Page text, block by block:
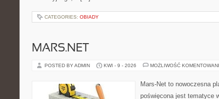
CATEGORIES: OBIADY
MARS.NET
POSTED BY ADMIN KWI - 9 - 2026 MOŻLIWOŚĆ
Mars-Net to nowoczesna
poświęcona jest tematyce